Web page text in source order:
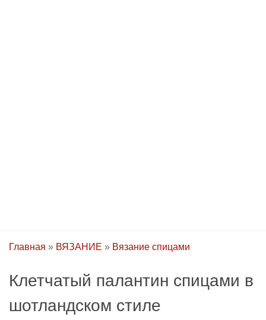
Главная » ВЯЗАНИЕ » Вязание спицами
Клетчатый палантин спицами в
шотландском стиле